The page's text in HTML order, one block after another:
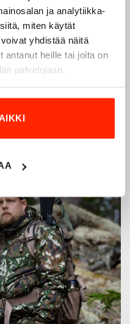
ja analytiikka-
miten käytät
yhdistää näitä
antanut heille tai joita on
palvelujaan.
laadukkaita vaatteita,
kokemuksella
yhteistyössä käyttäjien
joiden kokemus inspiroi